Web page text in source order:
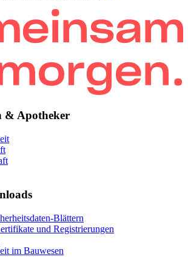
& Apotheker
Blättern
und Registrierungen
im Bauwesen